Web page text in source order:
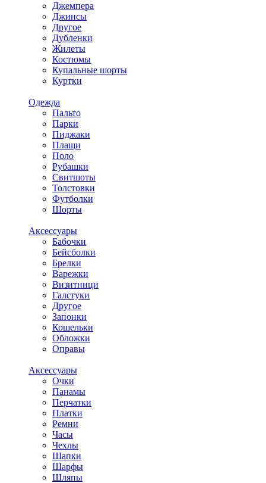
Джемпера
Джинсы
Другое
Дубленки
Жилеты
Костюмы
Купальные шорты
Куртки
Одежда
Пальто
Парки
Пиджаки
Плащи
Поло
Рубашки
Свитшоты
Толстовки
Футболки
Шорты
Аксессуары
Бабочки
Бейсболки
Брелки
Варежки
Визитници
Галстуки
Другое
Запонки
Кошельки
Обложки
Оправы
Аксессуары
Очки
Панамы
Перчатки
Платки
Ремни
Часы
Чехлы
Шапки
Шарфы
Шляпы